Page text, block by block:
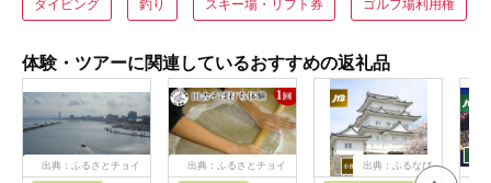
ダイビング 釣り スキー場・リフト券 ゴルフ場利用権
体験・ツアーに関連しているおすすめの返礼品
出典：ふるさとチョイ
出典：ふるさとチョイ
出典：ふるなび